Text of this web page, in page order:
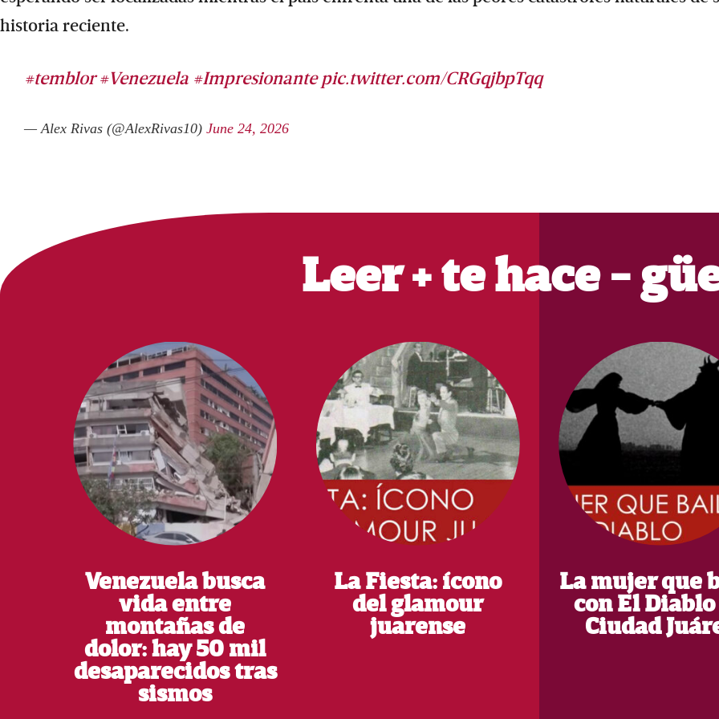
historia reciente.
#temblor #Venezuela #Impresionante pic.twitter.com/CRGqjbpTqq
— Alex Rivas (@AlexRivas10) June 24, 2026
Leer + te hace -
Venezuela busca
vida entre
montañas de
dolor: hay 50 mil
desaparecidos tras
sismos
La Fiesta: ícono
del glamour
juarense
La mujer que
con El
Ciudad